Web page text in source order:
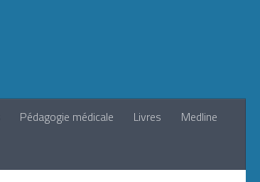
Pédagogie médicale Livres Medline